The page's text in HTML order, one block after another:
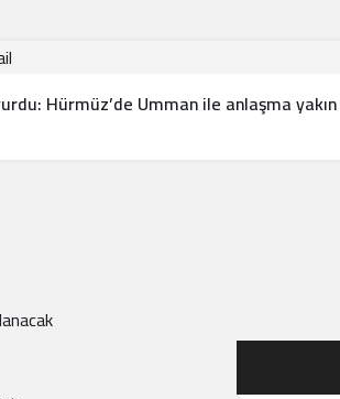
Hürmüz’de Umman ile anlaşma yakın